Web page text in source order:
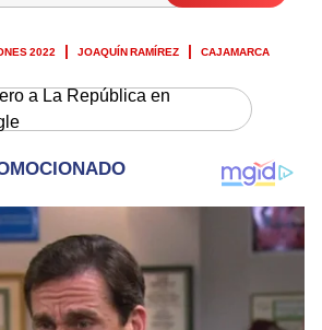
2022 JOAQUÍN RAMÍREZ CAJAMARCA
a La República en